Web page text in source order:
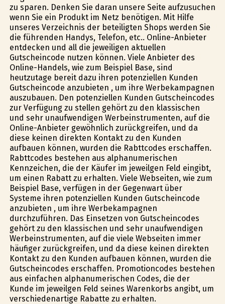
zu sparen. Denken Sie daran unsere Seite aufzusuchen
wenn Sie ein Produkt im Netz benötigen. Mit Hilfe
unseres Verzeichnis der beteiligten Shops werden Sie
die führenden Handys, Telefon, etc.. Online-Anbieter
entdecken und all die jeweiligen aktuellen
Gutscheincode nutzen können. Viele Anbieter des
Online-Handels, wie zum Beispiel Base, sind
heutzutage bereit dazu ihren potenziellen Kunden
Gutscheincode anzubieten , um ihre Werbekampagnen
auszubauen. Den potenziellen Kunden Gutscheincodes
zur Verfügung zu stellen gehört zu den klassischen
und sehr unaufwendigen Werbeinstrumenten, auf die
Online-Anbieter gewöhnlich zurückgreifen, und da
diese keinen direkten Kontakt zu den Kunden
aufbauen können, wurden die Rabttcodes erschaffen.
Rabttcodes bestehen aus alphanumerischen
Kennzeichen, die der Käufer im jeweilgen Feld eingibt,
um einen Rabatt zu erhalten. Viele Webseiten, wie zum
Beispiel Base, verfügen in der Gegenwart über
Systeme ihren potenziellen Kunden Gutscheincode
anzubieten , um ihre Werbekampagnen
durchzuführen. Das Einsetzen von Gutscheincodes
gehört zu den klassischen und sehr unaufwendigen
Werbeinstrumenten, auf die viele Webseiten immer
häufiger zurückgreifen, und da diese keinen direkten
Kontakt zu den Kunden aufbauen können, wurden die
Gutscheincodes erschaffen. Promotioncodes bestehen
aus einfachen alphanumerischen Codes, die der
Kunde im jeweilgen Feld seines Warenkorbs angibt, um
verschiedenartige Rabatte zu erhalten.